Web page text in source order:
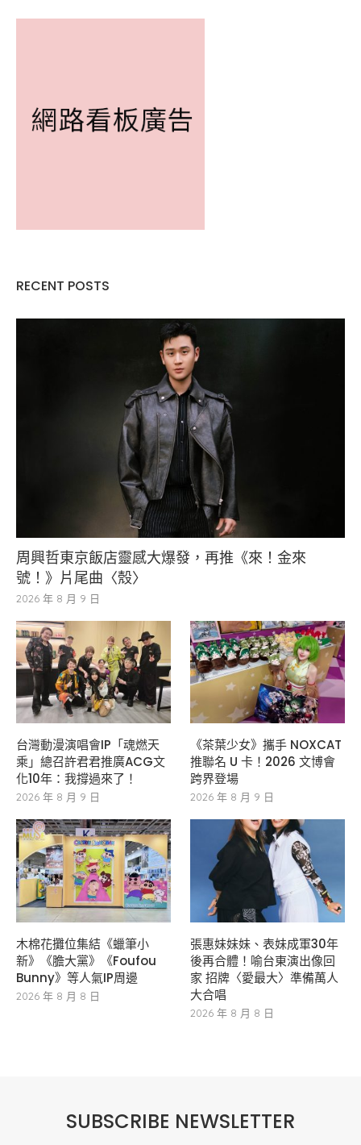
RECENT POSTS
周興哲東京飯店靈感大爆發，再推《來！金來
號！》片尾曲〈殼〉
2026 年 8 月 9 日
台灣動漫演唱會IP「魂燃天
乘」總召許君君推廣ACG文
化10年：我撐過來了！
2026 年 8 月 9 日
《茶葉少女》攜手 NOXCAT
推聯名 U 卡！2026 文博會
跨界登場
2026 年 8 月 9 日
木棉花攤位集結《蠟筆小
新》《膽大黨》《Foufou
Bunny》等人氣IP周邊
2026 年 8 月 8 日
張惠妹妹妹、表妹成軍30年
後再合體！喻台東演出像回
家 招牌〈愛最大〉準備萬人
大合唱
2026 年 8 月 8 日
SUBSCRIBE NEWSLETTER